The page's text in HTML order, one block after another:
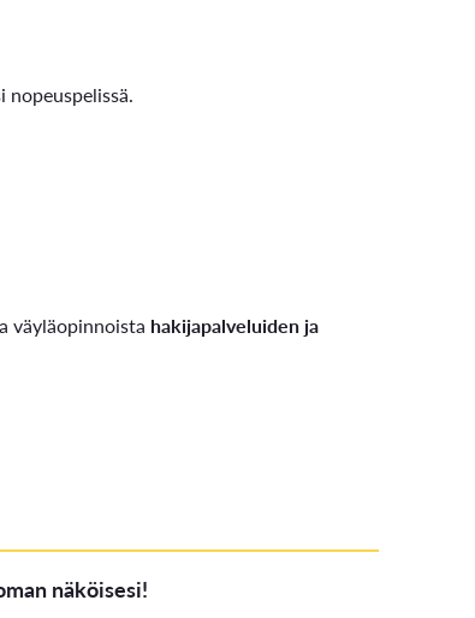
nopeuspelissä.
väyläopinnoista hakijapalveluiden ja
näköisesi!